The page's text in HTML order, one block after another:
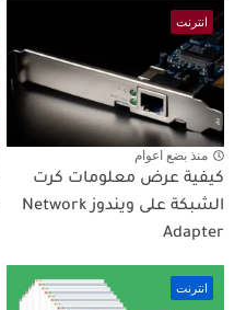
انترنت
منذ بضع اعوام
كيفية عرض معلومات كرت
الشبكة على ويندوز Network
Adapter
انترنت